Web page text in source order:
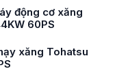
chắc chắn không thể
bỏ qua một trong
đang được ưa
động cơ xăng
60PS
xăng Tohatsu